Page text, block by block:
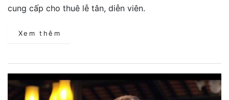
cung cấp cho thuê lễ tân, diễn viên.
Xem thêm